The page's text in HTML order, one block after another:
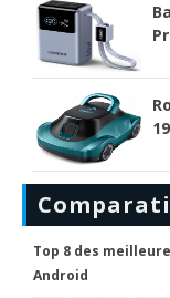
Top 8 des
Android